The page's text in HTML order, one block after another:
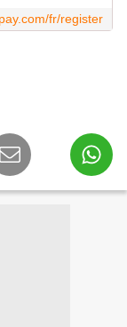
fr/register